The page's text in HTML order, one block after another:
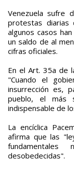
Venezuela sufre
protestas diarias
algunos casos
un saldo de al
cifras oficiales.
En el Art. 35a de
"Cuando el
insurrección es,
pueblo, el más
indispensable de
La encíclica
afirma que las
desobedecidas".